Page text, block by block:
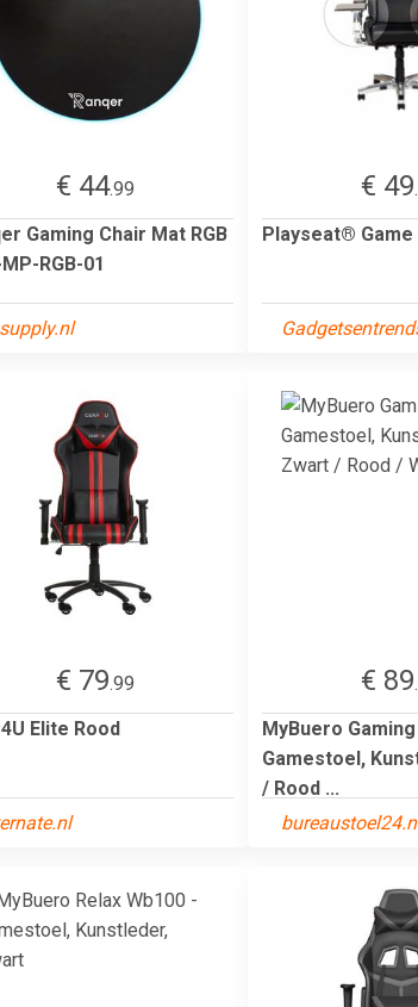
€ 44.99
Gaming Chair Mat RGB
RGB-01
€ 49
Playseat® Game
€ 79.99
Elite Rood
€ 89
MyBuero
Gamestoel,
/ Rood ...